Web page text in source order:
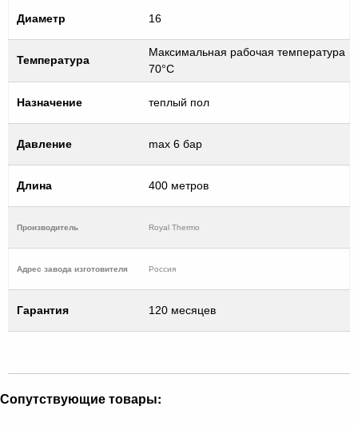
Диаметр 16
Температура
Максимальная рабочая температура
70°С
Назначение теплый пол
Давление max 6 бар
Длина 400 метров
Производитель Royal Thermo
Адрес завода изготовителя Россия
Гарантия 120 месяцев
Сопутствующие товары: